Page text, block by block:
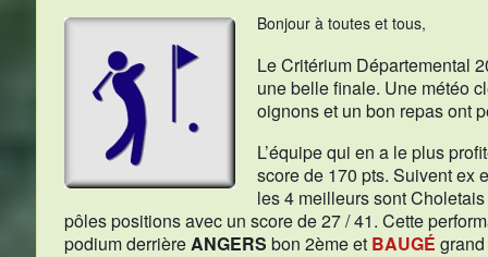
Bonjour à toutes et tous,
Le Critérium Départemental
une belle finale. Une météo
oignons et un bon repas ont
L’équipe qui en a le plus
score de 170 pts. Suivent ex
les 4 meilleurs sont
pôles positions avec un score de 27 / 41. Cette
podium derrièreANGERS bon 2ème et BAUGÉ